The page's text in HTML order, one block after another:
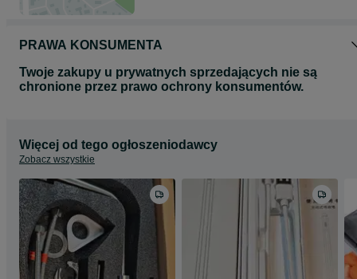
PRAWA KONSUMENTA
Twoje zakupy u prywatnych sprzedających nie są
chronione przez prawo ochrony konsumentów.
Więcej od tego ogłoszeniodawcy
Zobacz wszystkie